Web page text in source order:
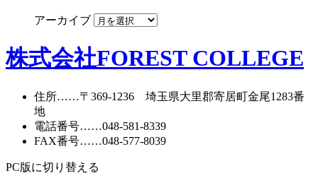
アーカイブ
株式会社FOREST COLLEGE
住所……〒369-1236 埼玉県大里郡寄居町金尾1283番
地
電話番号……048-581-8339
FAX番号……048-577-8039
PC版に切り替える